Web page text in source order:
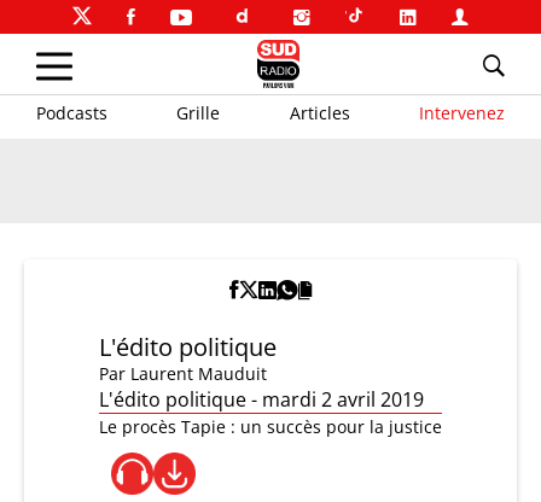
Podcasts Grille Articles Intervenez
L'édito politique
Par Laurent Mauduit
L'édito politique - mardi 2 avril 2019
Le procès Tapie : un succès pour la justice